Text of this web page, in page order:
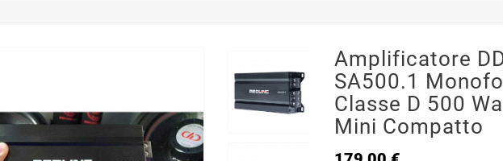
Amplificatore
SA500.1
Classe D 500
Mini Compatto